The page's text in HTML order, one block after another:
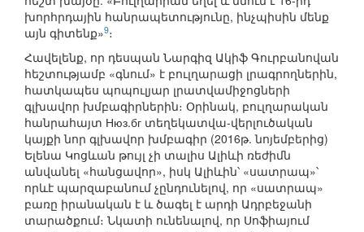
խորհրդային հանրապետությունը, ինչպիսին մենք
այն գիտենք»9։
Հավելենք, որ դեսպան Նարգիզ Ակիֆ Գուրբանովան
հեշտությամբ «գնում» է բուլղարացի լրագրողներին,
հատկապես պոպուլյար լրատվամիջոցների
գլխավոր խմբագիրներին։ Օրինակ, բուլղարական
հանրահայտ Нюз.бг տեղեկատվա-վերլուծական
կայքի նոր գլխավոր խմբագիր (2016թ. նոյեմբերից)
Ելենա Կոցևան թույլ չի տալիս Ալիևի ռեժիմն
անվանել «հանցավոր», իսկ Ալիևին՝ «սատրապ»՝
որևէ պարզաբանում չընդունելով, որ «սատրապ»
բառը իրանական է և ծագել է արդի Ադրբեջանի
տարածքում։ Նկատի ունենալով, որ Սոֆիայում